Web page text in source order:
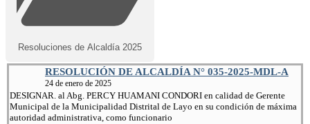
Resoluciones de Alcaldía 2025
RESOLUCIÓN DE ALCALDÍA N° 035-2025-MDL-A
24 de enero de 2025
DESIGNAR. al Abg. PERCY HUAMANI CONDORI en calidad de Gerente
Municipal de la Municipalidad Distrital de Layo en su condición de máxima
autoridad administrativa, como funcionario